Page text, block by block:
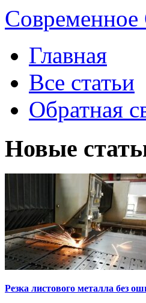
Современное
Главная
Все статьи
Обратная
Новые
Резка листового металла без